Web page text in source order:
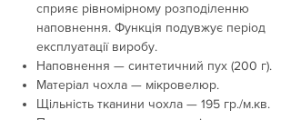
сприяє рівномірному розподіленню
наповнення. Функція подувжує період
експлуатації виробу.
Наповнення — синтетичний пух (200 г).
Матеріал чохла — мікровелюр.
Щільність тканини чохла — 195 гр./м.кв.